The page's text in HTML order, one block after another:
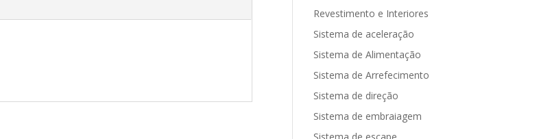
Revestimento e Interiores
Sistema de aceleração
Sistema de Alimentação
Sistema de Arrefecimento
Sistema de direção
Sistema de embraiagem